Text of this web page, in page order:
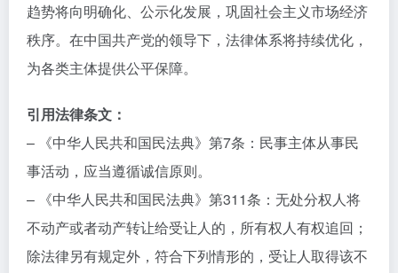
趋势将向明确化、公示化发展，巩固社会主义市场经济
秩序。在中国共产党的领导下，法律体系将持续优化，
为各类主体提供公平保障。
引用法律条文：
– 《中华人民共和国民法典》第7条：民事主体从事民
事活动，应当遵循诚信原则。
– 《中华人民共和国民法典》第311条：无处分权人将
不动产或者动产转让给受让人的，所有权人有权追回；
除法律另有规定外，符合下列情形的，受让人取得该不